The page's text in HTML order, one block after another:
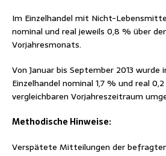
Im Einzelhandel mit Nicht-
nominal und real jeweils 0,8 % über
Vorjahresmonats.
Von Januar bis September 2013 wurde
Einzelhandel nominal 1,7 % und real
vergleichbaren Vorjahreszeitraum
Methodische Hinweise:
Verspätete Mitteilungen der